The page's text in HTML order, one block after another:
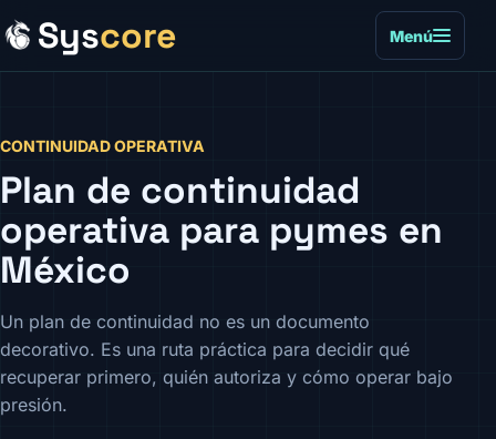
Syscore Menú
CONTINUIDAD OPERATIVA
Plan de continuidad
operativa para pymes en
México
Un plan de continuidad no es un documento
decorativo. Es una ruta práctica para decidir qué
recuperar primero, quién autoriza y cómo operar bajo
presión.